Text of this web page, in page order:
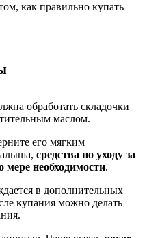
как правильно купать
обработать складочки
маслом.
его мягким
средства по уходу за
мере необходимости.
в дополнительных
купания можно делать